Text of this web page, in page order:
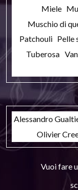
Miele
Muschio di
Patchouli Pelle
Tuberosa
Alessandro
Olivier
Vuoi fare